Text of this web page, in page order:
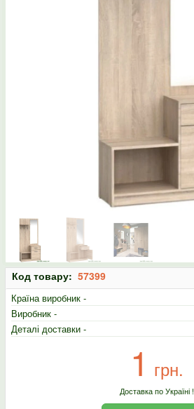
Код товару: 57399
Країна виробник -
Виробник -
Деталі доставки -
1 грн.
Доставка по Україні !